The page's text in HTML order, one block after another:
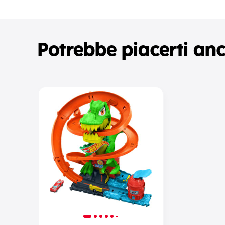
Potrebbe piacerti